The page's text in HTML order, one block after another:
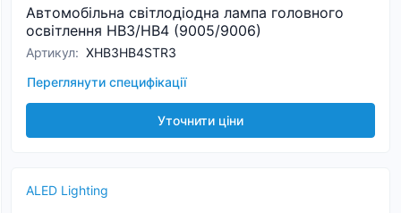
Автомобільна світлодіодна лампа головного
освітлення HB3/HB4 (9005/9006)
Артикул: XHB3HB4STR3
Переглянути специфікації
Уточнити ціни
ALED Lighting